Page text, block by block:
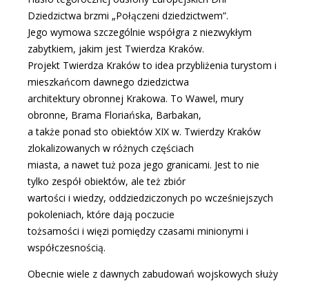
Dziedzictwa brzmi „Połączeni dziedzictwem”.
Jego wymowa szczególnie współgra z niezwykłym
zabytkiem, jakim jest Twierdza Kraków.
Projekt Twierdza Kraków to idea przybliżenia turystom i
mieszkańcom dawnego dziedzictwa
architektury obronnej Krakowa. To Wawel, mury
obronne, Brama Floriańska, Barbakan,
a także ponad sto obiektów XIX w. Twierdzy Kraków
zlokalizowanych w różnych częściach
miasta, a nawet tuż poza jego granicami. Jest to nie
tylko zespół obiektów, ale też zbiór
wartości i wiedzy, oddziedziczonych po wcześniejszych
pokoleniach, które dają poczucie
tożsamości i więzi pomiędzy czasami minionymi i
współczesnością.
Obecnie wiele z dawnych zabudowań wojskowych służy